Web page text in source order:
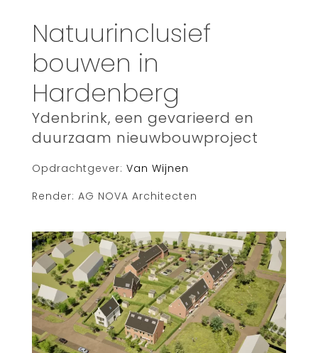
for:
Natuurinclusief
bouwen in
Hardenberg
Ydenbrink, een gevarieerd en
duurzaam nieuwbouwproject
Opdrachtgever: Van Wijnen
Render: AG NOVA Architecten